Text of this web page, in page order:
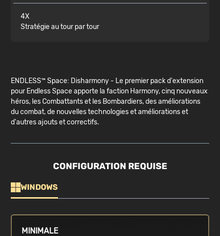
4X
Stratégie au tour par tour
ENDLESS™ Space: Disharmony - Le premier pack d'extension
pour Endless Space apporte la faction Harmony, cinq nouveaux
héros, les Combattants et les Bombardiers, des améliorations
du combat, de nouvelles technologies et améliorations et
d'autres ajouts et correctifs.
CONFIGURATION REQUISE
WINDOWS
MINIMALE